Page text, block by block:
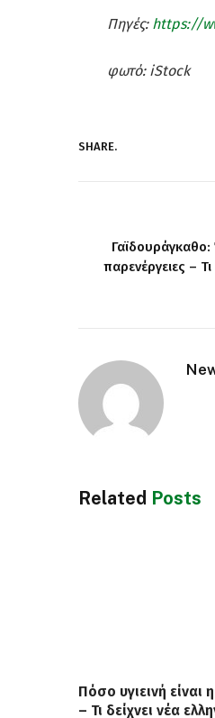
Πηγές: https://
φωτό: iStock
SHARE.
Γαϊδουράγκαθο:
παρενέργειες –
Related Posts
Πόσο υγιεινή είναι
– Τι δείχνει νέα